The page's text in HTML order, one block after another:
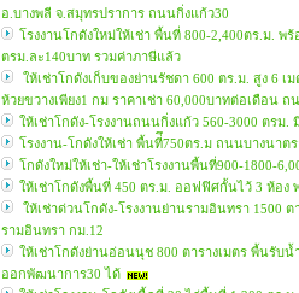
อ.บางพลี จ.สมุทรปราการ ถนนกิ่งแก้ว30
โรงงานโกดังใหม่ให้เช่า พื้นที่ 800-2,400ตร.ม.
ตรม.ละ140บาท รวมค่าภาษีแล้ว
ให้เช่าโกดังเก็บของย่านรัชดา 600 ตร.ม. สูง 6
ห้วยขวางเพียง1 กม ราคาเช่า 60,000บาทต่อเดือน ถ
ให้เช่าโกดัง-โรงงานถนนกิ่งแก้ว 560-3000 ตร
โรงงาน-โกดังให้เช่า พื้นที่ึ750ตร.ม ถนนบางนาต
โกดังใหม่ให้เช่า-ให้เช่าโรงงานพื้นที่900-1800-
ให้เช่าโกดังพื้นที่ 450 ตร.ม. ออฟฟิศกั้นไว้ 3 ห้อง
ให้เช่าด่วนโกดัง-โรงงานย่านรามอินทรา 1500
รามอินทรา กม.12
ให้เช่าโกดังย่านอ่อนนุช 800 ตารางเมตร พื้นรั
ออกพัฒนาการ30 ได้